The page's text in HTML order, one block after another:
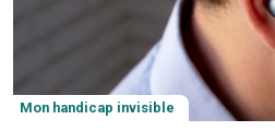
Mon handicap invisible